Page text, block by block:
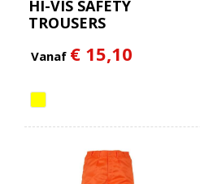
HI-VIS SAFETY
TROUSERS
Vanaf € 15,10